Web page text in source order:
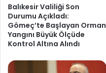
Balıkesir Valiliği Son
Durumu Açıkladı:
Gömeç’te Başlayan Orman
Yangını Büyük Ölçüde
Kontrol Altına Alındı